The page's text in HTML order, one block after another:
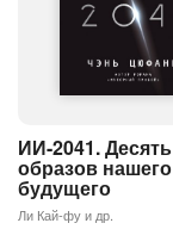
ИИ-2041. Десять
образов нашего
будущего
Ли Кай-фу и др.